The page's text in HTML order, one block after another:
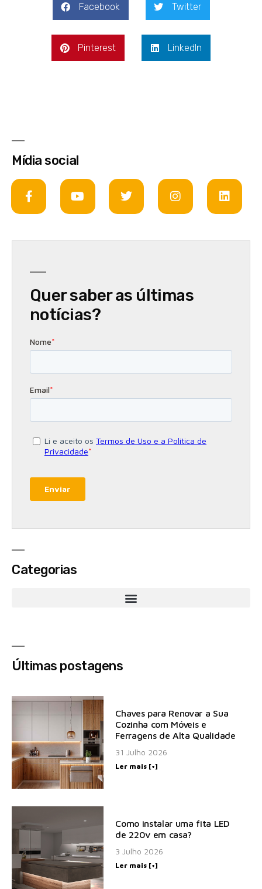
Facebook Twitter
Pinterest LinkedIn
Mídia social
Quer saber as últimas
notícias?
Categorias
Últimas postagens
Chaves para Renovar a Sua
Cozinha com Móveis e
Ferragens de Alta Qualidade
31 Julho 2026
Ler mais [+]
Como instalar uma fita LED
de 220v em casa?
3 Julho 2026
Ler mais [+]